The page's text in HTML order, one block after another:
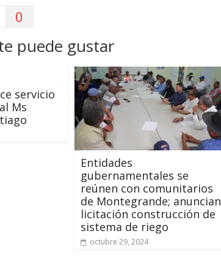
0
puede gustar
servicio
Ms
Entidades
gubernamentales se
reúnen con comunitarios
de Montegrande; anuncian
licitación construcción de
sistema de riego
octubre 29, 2024